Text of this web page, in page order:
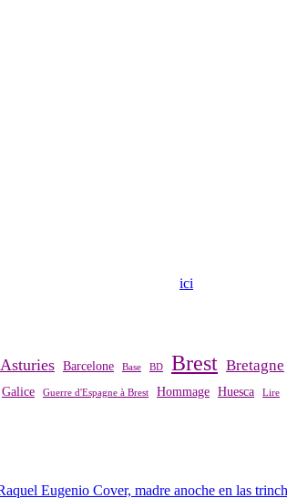
ici
Asturies Barcelone Base BD Brest Bretagne
Galice Guerre d'Espagne à Brest Hommage Huesca Lire